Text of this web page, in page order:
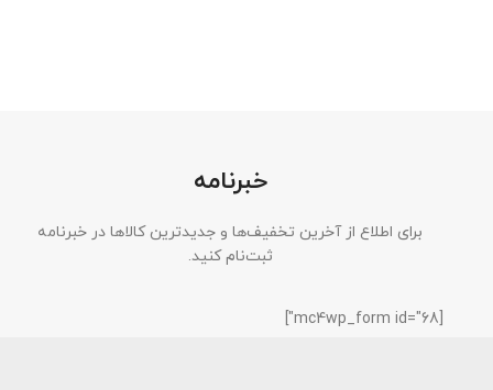
خبرنامه
برای اطلاع از آخرین تخفیف‌ها و جدیدترین کالاها در خبرنامه
ثبت‌نام کنید.
[mc4wp_form id="68"]